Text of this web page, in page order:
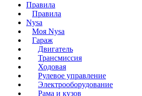
Правила
Правила
Nysa
Моя Nysa
Гараж
Двигатель
Трансмиссия
Ходовая
Рулевое управление
Электрооборудование
Рама и кузов